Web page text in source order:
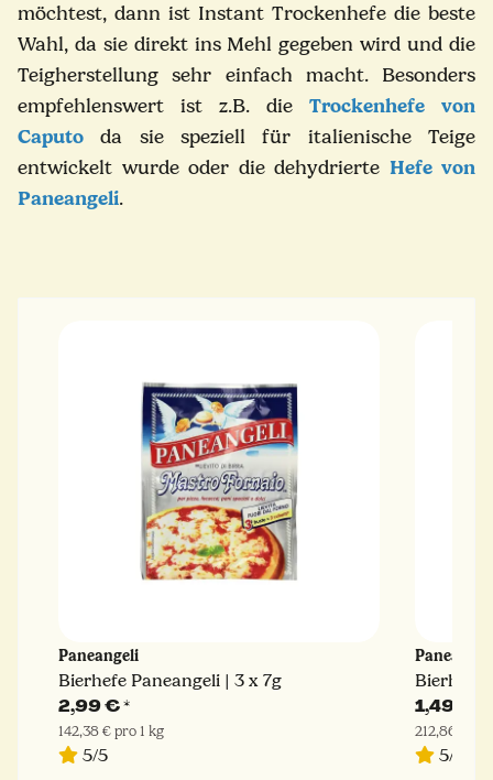
möchtest, dann ist Instant Trockenhefe die beste
Wahl, da sie direkt ins Mehl gegeben wird und die
Teigherstellung sehr einfach macht. Besonders
empfehlenswert ist z.B. die Trockenhefe von
Caputo da sie speziell für italienische Teige
entwickelt wurde oder die dehydrierte Hefe von
Paneangeli.
Paneangeli
Bierhefe Paneangeli | 3 x 7g
2,99 €*
142,38 € pro 1 kg
5/5
Bierhefe
1,49 €
212,86 €
5/5